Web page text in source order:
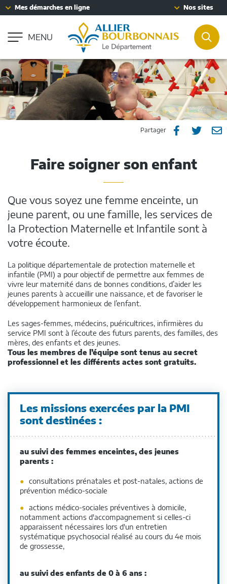
Aller à la recherche
Accessibilité : partiellement conforme
Mes démarches en ligne Nos sites
MENU
Partager Partager
Facebook
 
Faire soigner son enfant
Que vous soyez une femme enceinte, un
jeune parent, ou une famille, les services de
la Protection Maternelle et Infantile sont à
votre écoute.
La politique départementale de protection maternelle et
infantile (PMI) a pour objectif de permettre aux femmes de
vivre leur maternité dans de bonnes conditions, d’aider les
jeunes parents à accueillir une naissance, et de favoriser le
développement harmonieux de l’enfant.
Les sages-femmes, médecins, puéricultrices, infirmières du
service PMI sont à l’écoute des futurs parents, des familles, des
mères, des enfants et des jeunes.
Tous les membres de l’équipe sont tenus au secret
professionnel et les différents actes sont gratuits.
Les missions exercées par la PMI
sont destinées :
au suivi des femmes enceintes, des jeunes
parents :
consultations prénatales et post-natales, actions de
prévention médico-sociale
actions médico-sociales préventives à domicile,
notamment actions d'accompagnement si celles-ci
apparaissent nécessaires lors d'un entretien
systématique psychosocial réalisé au cours du 4e mois
de grossesse,
au suivi des enfants de 0 à 6 ans :
Fenêtre
chat